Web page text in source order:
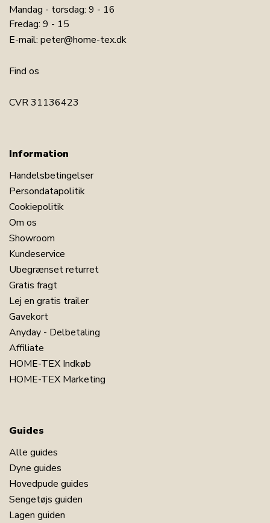
Se vores store udvalg af lagner 120x200
Se vores store udvalg af rullemadrasser
Har du spørgsmål til produktet?
Mandag - torsdag: 9 - 16
Fredag: 9 - 15
E-mail: peter@home-tex.dk
Find os
CVR 31136423
Information
Handelsbetingelser
Persondatapolitik
Cookiepolitik
Om os
Showroom
Kundeservice
Ubegrænset returret
Gratis fragt
Lej en gratis trailer
Gavekort
Anyday - Delbetaling
Affiliate
HOME-TEX Indkøb
HOME-TEX Marketing
Guides
Alle guides
Dyne guides
Hovedpude guides
Sengetøjs guiden
Lagen guiden